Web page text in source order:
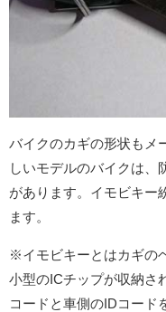
バイクのカギの形状もメ
しいモデルのバイクは、
があります。イモビキー
ます。
※イモビキーとはカギの
小型のICチップが収納さ
コードと車側のIDコード